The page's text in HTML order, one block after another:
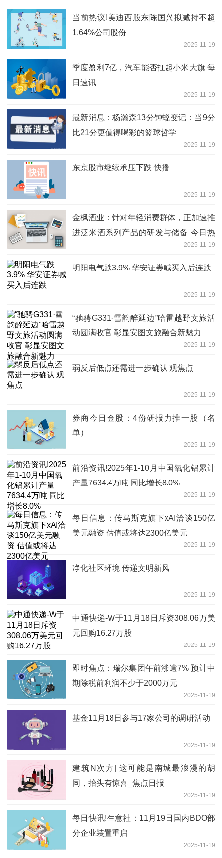
当前热议!美迪西股东陈国兴拟减持不超
1.64%公司股份
2025-11-19
季度盈利7亿，汽车能否扛起小米大旗 每
日速讯
2025-11-19
最新消息：杨瀚森13分钟蜕变记：当9分
比21分更值得喝彩的篮球哲学
2025-11-19
东京股市继续承压下跌 快播
2025-11-19
金枫酒业：针对年轻消费群体，正加速推
进泛米酒系列产品的研发与储备 今日热
2025-11-19
明阳电气跌3.9% 华安证券喊买入后连跌
2025-11-19
“驰骋G331·雪韵醉延边”哈雷越野文旅活
动圆满收官 彰显安图文旅融合新魅力
2025-11-19
弱反后低点还需进一步确认 观焦点
2025-11-19
券商今日金股：4份研报力推一股（名
单）
2025-11-19
前沿资讯!2025年1-10月中国氧化铝累计
产量7634.4万吨 同比增长8.0%
2025-11-19
每日信息：传马斯克旗下xAI洽谈150亿
美元融资 估值或将达2300亿美元
2025-11-19
净化社区环境 传递文明新风
2025-11-19
中通快递-W于11月18日斥资308.06万美
元回购16.27万股
2025-11-19
即时焦点：瑞尔集团午前涨逾7% 预计中
期除税前利润不少于2000万元
2025-11-19
基金11月18日参与17家公司的调研活动
2025-11-19
建筑N次方| 这可能是南城最浪漫的胡
同，抬头有惊喜_焦点日报
2025-11-19
每日快讯!生意社：11月19日国内BDO部
分企业装置重启
2025-11-19